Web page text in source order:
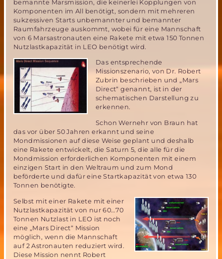
bemannte Marsmission, die keinerlei Kopplungen von
Komponenten im All benötigt, sondern mit mehreren
sukzessiven Starts unbemannter und bemannter
Raumfahrzeuge auskommt, wobei für eine Mannschaft
von 6 Marsastronauten eine Rakete mit etwa 150 Tonnen
Nutzlastkapazität in LEO benötigt wird.
Das entsprechende
Missionszenario, von Dr. Robert
Zubrin beschrieben und „Mars
Direct“ genannt, ist in der
schematischen Darstellung zu
erkennen.
Schon Wernehr von Braun hat
das vor über 50 Jahren erkannt und seine
Mondmissionen auf diese Weise geplant und deshalb
eine Rakete entwickelt, die Saturn 5, die alle für die
Mondmission erforderlichen Komponenten mit einem
einzigen Start in den Weltraum und zum Mond
beförderte und dafür eine Startkapazität von etwa 130
Tonnen benötigte.
Selbst mit einer Rakete mit einer
Nutzlastkapazität von nur 60…70
Tonnen Nutzlast in LEO ist noch
eine „Mars Direct“ Mission
möglich, wenn die Mannschaft
auf 2 Astronauten reduziert wird.
Diese Mission nennt Robert